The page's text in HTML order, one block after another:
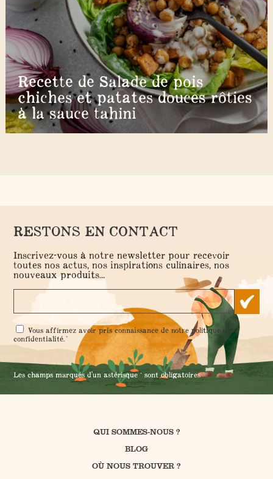
Recette de Salade de pois
chiches et patates douces rôties
à la sauce tahini
RESTONS EN CONTACT
Inscrivez-vous à notre newsletter pour recevoir
toutes nos actus, nos inspirations culinaires, nos
nouveaux produits...
RGPD
*
Vous affirmez avoir pris connaissance de notrepolitique de
confidentialité.*
Les champs marqués d'un astérisque * sont obligatoires
QUI SOMMES-NOUS ?
BLOG
OÙ NOUS TROUVER ?